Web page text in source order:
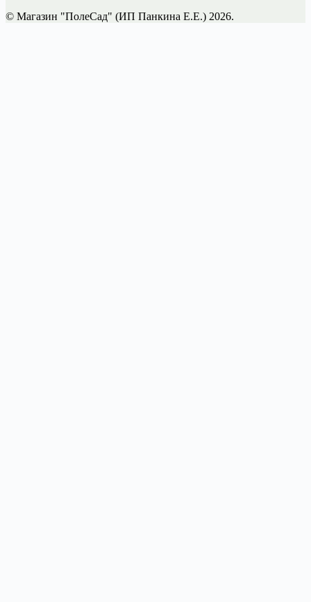
© Магазин "ПолеСад" (ИП Панкина Е.Е.) 2026.